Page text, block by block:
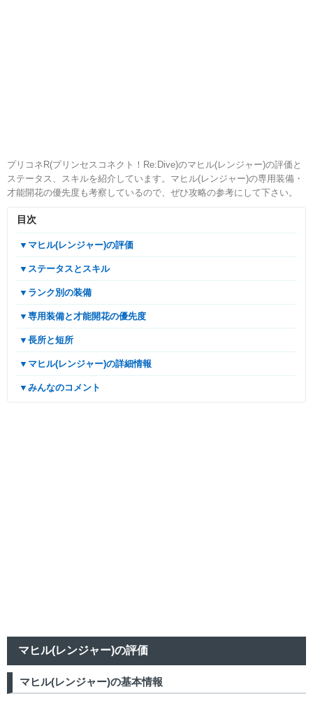
プリコネR(プリンセスコネクト！Re:Dive)のマヒル(レンジャー)の評価と
ステータス、スキルを紹介しています。マヒル(レンジャー)の専用装備・
才能開花の優先度も考察しているので、ぜひ攻略の参考にして下さい。
目次
▼マヒル(レンジャー)の評価
▼ステータスとスキル
▼ランク別の装備
▼専用装備と才能開花の優先度
▼長所と短所
▼マヒル(レンジャー)の詳細情報
▼みんなのコメント
マヒル(レンジャー)の評価
マヒル(レンジャー)の基本情報